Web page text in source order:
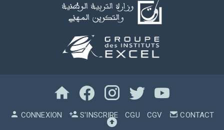
CONNEXION S'INSCRIRE CGU CGV CONTACT